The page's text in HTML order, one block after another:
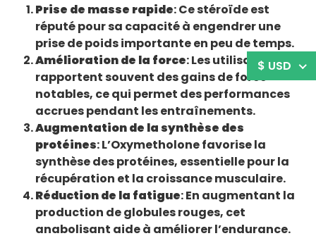
Prise de masse rapide: Ce stéroïde est
réputé pour sa capacité à engendrer une
prise de poids importante en peu de temps.
Amélioration de la force: Les utilisateurs
rapportent souvent des gains de force
notables, ce qui permet des performances
accrues pendant les entraînements.
Augmentation de la synthèse des
protéines: L’Oxymetholone favorise la
synthèse des protéines, essentielle pour la
récupération et la croissance musculaire.
Réduction de la fatigue: En augmentant la
production de globules rouges, cet
anabolisant aide à améliorer l’endurance.
$ USD